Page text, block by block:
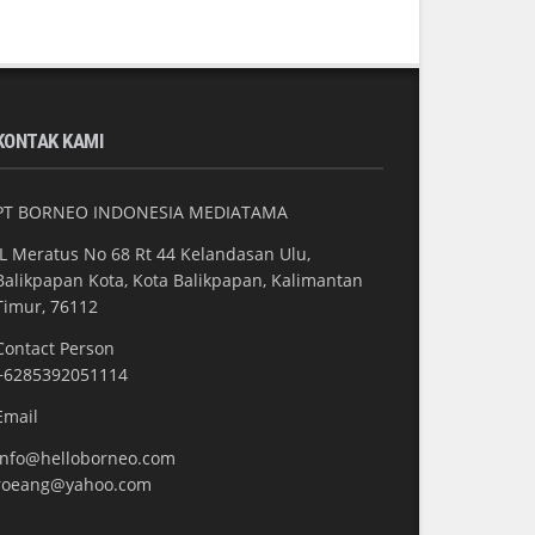
KAMI
BORNEO INDONESIA MEDIATAMA
Meratus No 68 Rt 44 Kelandasan Ulu,
Kota, Kota Balikpapan, Kalimantan
76112
Person